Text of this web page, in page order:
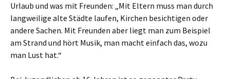
Urlaub und was mit Freunden: „Mit Eltern muss man durch
langweilige alte Städte laufen, Kirchen besichtigen oder
andere Sachen. Mit Freunden aber liegt man zum Beispiel
am Strand und hört Musik, man macht einfach das, wozu
man Lust hat.“